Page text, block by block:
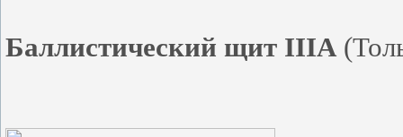
Баллистический щит IIIA